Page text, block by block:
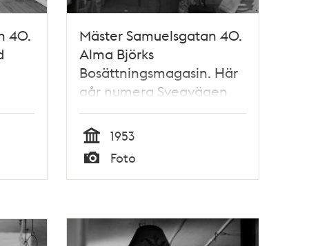
40.
Mäster Samuelsgatan 40.
Alma Björks
Bosättningsmagasin. Här
går numera Sveavägen
norr om Sergels Torg
Tid
1953
Typ
Foto